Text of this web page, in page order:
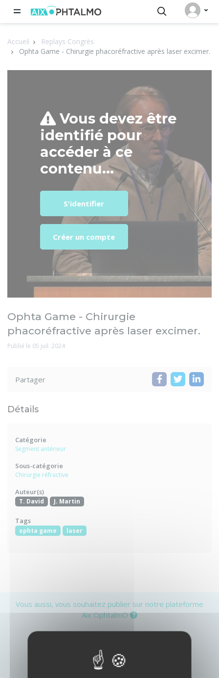
Accueil
Replays Congrès
Ophta Game - Chirurgie phacoréfractive après laser excimer.
Vous devez être
identifié pour
accéder à ce
contenu...
S'identifier
Créer un compte
Ophta Game - Chirurgie
phacoréfractive après laser excimer.
Publié le 05 juil. 2024
Partager
Détails
Catégorie
Segment antérieur
Sous-catégorie
Chirurgie réfractive
Auteur(s)
T. David J. Martin
Tags
ophta game laser
Vous aussi, vous souhaitez publier sur notre plateforme
Aix OphtalmO
Créer un compte ou Identifiez-vous
Panneau de gestion des cookies